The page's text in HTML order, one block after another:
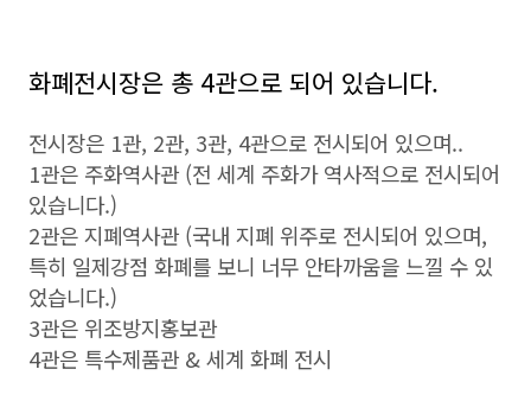
화폐전시장은 총 4관으로 되어 있습니다.
전시장은 1관, 2관, 3관, 4관으로 전시되어 있으며..
1관은 주화역사관 (전 세계 주화가 역사적으로 전시되어
있습니다.)
2관은 지폐역사관 (국내 지폐 위주로 전시되어 있으며,
특히 일제강점 화폐를 보니 너무 안타까움을 느낄 수 있
었습니다.)
3관은 위조방지홍보관
4관은 특수제품관 & 세계 화폐 전시